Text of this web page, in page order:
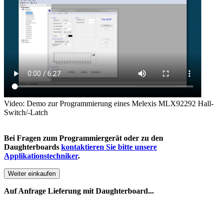
Video: Demo zur Programmierung eines Melexis MLX92292 Hall-
Switch/-Latch
Bei Fragen zum Programmiergerät oder zu den
Daughterboards kontaktieren Sie bitte unsere
Applikationstechniker.
Weiter einkaufen
Auf Anfrage Lieferung mit Daughterboard...